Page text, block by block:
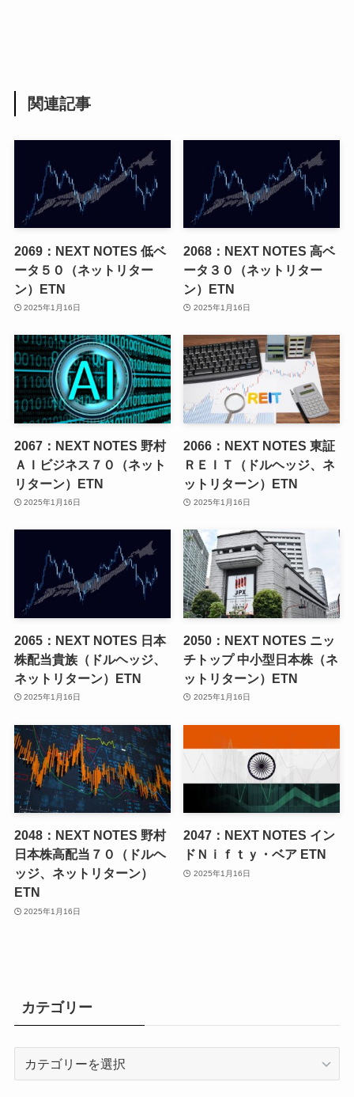
関連記事
2069：NEXT NOTES 低ベ
ータ５０（ネットリター
ン）ETN
2025年1月16日
2068：NEXT NOTES 高ベ
ータ３０（ネットリター
ン）ETN
2025年1月16日
2067：NEXT NOTES 野村
ＡＩビジネス７０（ネット
リターン）ETN
2025年1月16日
2066：NEXT NOTES 東証
ＲＥＩＴ（ドルヘッジ、ネ
ットリターン）ETN
2025年1月16日
2065：NEXT NOTES 日本
株配当貴族（ドルヘッジ、
ネットリターン）ETN
2025年1月16日
2050：NEXT NOTES ニッ
チトップ 中小型日本株（ネ
ットリターン）ETN
2025年1月16日
2048：NEXT NOTES 野村
日本株高配当７０（ドルヘ
ッジ、ネットリターン）
ETN
2025年1月16日
2047：NEXT NOTES イン
ドＮｉｆｔｙ・ベア ETN
2025年1月16日
カテゴリー